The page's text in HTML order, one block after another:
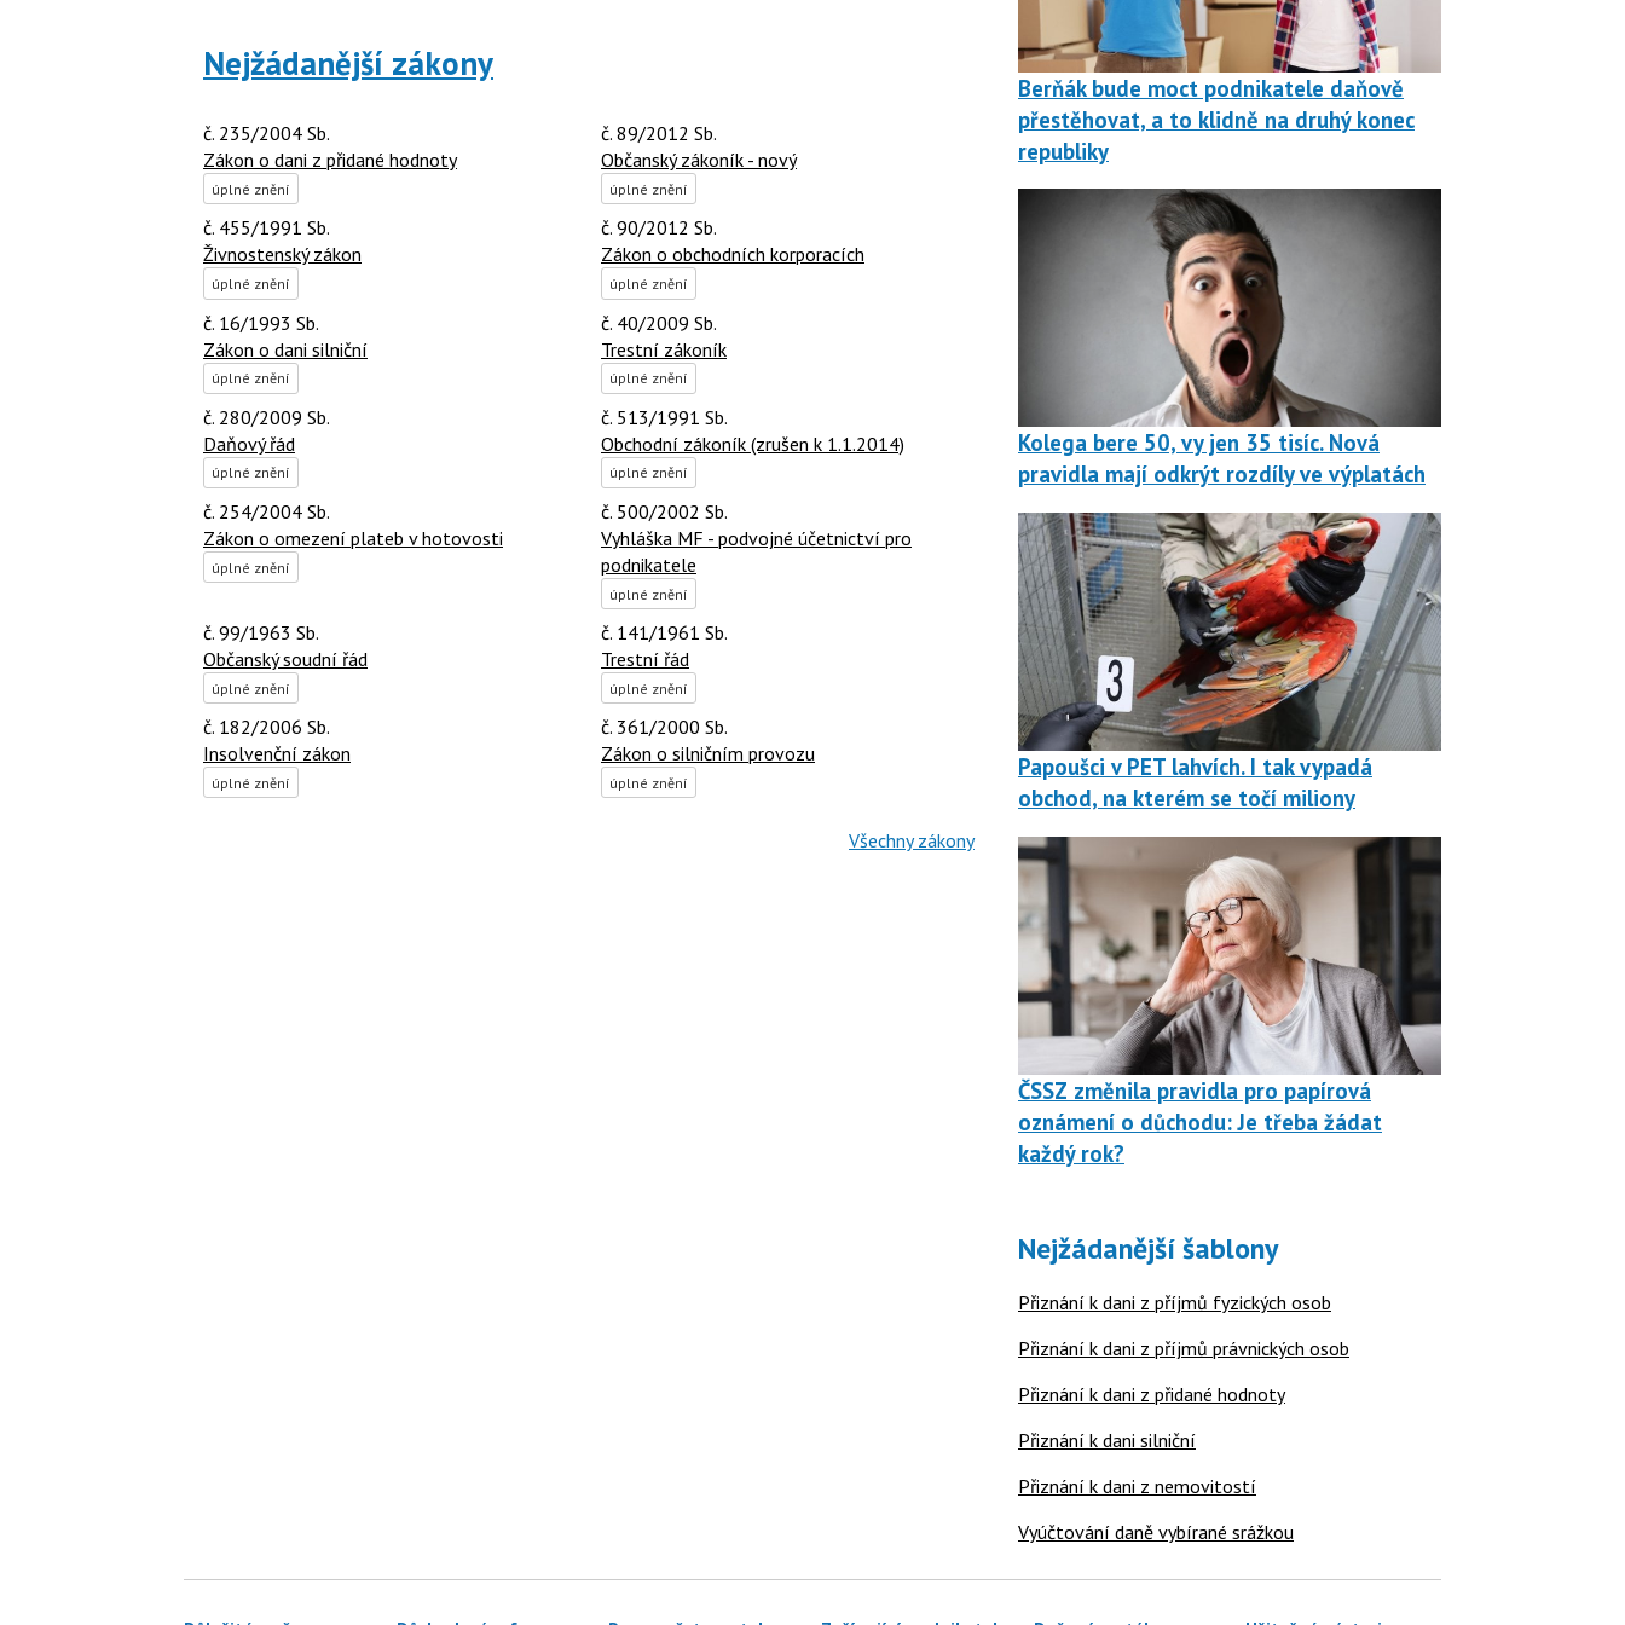
Nejžádanější zákony
č. 235/2004 Sb.
Zákon o dani z přidané hodnoty
úplné znění
č. 89/2012 Sb.
Občanský zákoník - nový
úplné znění
č. 455/1991 Sb.
Živnostenský zákon
úplné znění
č. 90/2012 Sb.
Zákon o obchodních korporacích
úplné znění
č. 16/1993 Sb.
Zákon o dani silniční
úplné znění
č. 40/2009 Sb.
Trestní zákoník
úplné znění
č. 280/2009 Sb.
Daňový řád
úplné znění
č. 513/1991 Sb.
Obchodní zákoník (zrušen k 1.1.2014)
úplné znění
č. 254/2004 Sb.
Zákon o omezení plateb v hotovosti
úplné znění
č. 500/2002 Sb.
Vyhláška MF - podvojné účetnictví pro
podnikatele
úplné znění
č. 99/1963 Sb.
Občanský soudní řád
úplné znění
č. 141/1961 Sb.
Trestní řád
úplné znění
č. 182/2006 Sb.
Insolvenční zákon
úplné znění
č. 361/2000 Sb.
Zákon o silničním provozu
úplné znění
Všechny zákony
Berňák bude moct podnikatele daňově
přestěhovat, a to klidně na druhý konec
republiky
Kolega bere 50, vy jen 35 tisíc. Nová
pravidla mají odkrýt rozdíly ve výplatách
Papoušci v PET lahvích. I tak vypadá
obchod, na kterém se točí miliony
ČSSZ změnila pravidla pro papírová
oznámení o důchodu: Je třeba žádat
každý rok?
Nejžádanější šablony
Přiznání k dani z příjmů fyzických osob
Přiznání k dani z příjmů právnických osob
Přiznání k dani z přidané hodnoty
Přiznání k dani silniční
Přiznání k dani z nemovitostí
Vyúčtování daně vybírané srážkou